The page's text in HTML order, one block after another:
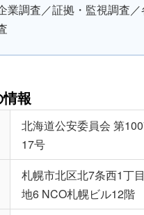
業調査／証拠・監視調査／
報
北海道公安委員会 第
17号
札幌市北区北7条西1丁
地6 NCO札幌ビル12階